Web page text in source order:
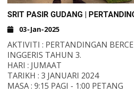
SRIT PASIR GUDANG |
03-Jan-2025
AKTIVITI : PERTANDINGAN
INGGERIS TAHUN 3.
HARI : JUMAAT
TARIKH : 3 JANUARI 2024
MASA : 9:15 PAGI - 1:00 PETANG